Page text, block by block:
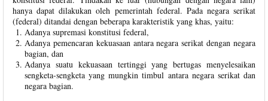
hanya dapat dilakukan oleh pemerintah federal. Pada negara serikat
(federal) ditandai dengan beberapa karakteristik yang khas, yaitu:
Adanya supremasi konstitusi federal,
Adanya pemencaran kekuasaan antara negara serikat dengan negara
bagian, dan
Adanya suatu kekuasaan tertinggi yang bertugas menyelesaikan
sengketa-sengketa yang mungkin timbul antara negara serikat dan
negara bagian.